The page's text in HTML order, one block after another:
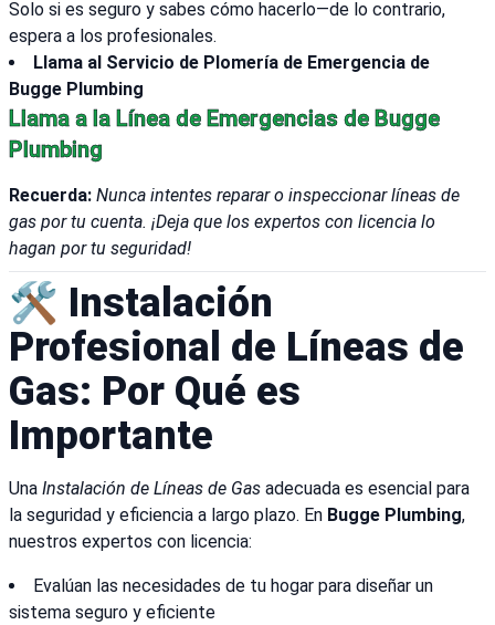
Solo si es seguro y sabes cómo hacerlo—de lo contrario,
espera a los profesionales.
Llama al Servicio de Plomería de Emergencia de
Bugge Plumbing
Llama a la Línea de Emergencias de Bugge
Plumbing
Recuerda: Nunca intentes reparar o inspeccionar líneas de
gas por tu cuenta. ¡Deja que los expertos con licencia lo
hagan por tu seguridad!
🛠️ Instalación
Profesional de Líneas de
Gas: Por Qué es
Importante
Una Instalación de Líneas de Gas adecuada es esencial para
la seguridad y eficiencia a largo plazo. En Bugge Plumbing,
nuestros expertos con licencia:
Evalúan las necesidades de tu hogar para diseñar un
sistema seguro y eficiente